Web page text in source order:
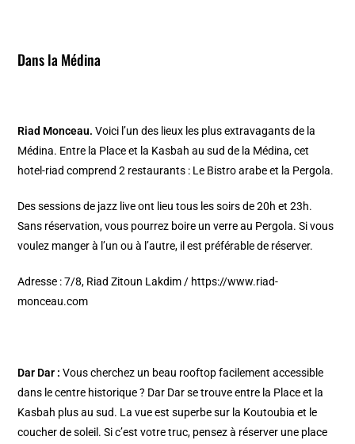
Dans la Médina
Riad Monceau. Voici l’un des lieux les plus extravagants de la
Médina. Entre la Place et la Kasbah au sud de la Médina, cet
hotel-riad comprend 2 restaurants : Le Bistro arabe et la Pergola.
Des sessions de jazz live ont lieu tous les soirs de 20h et 23h.
Sans réservation, vous pourrez boire un verre au Pergola. Si vous
voulez manger à l’un ou à l’autre, il est préférable de réserver.
Adresse : 7/8, Riad Zitoun Lakdim / https://www.riad-
monceau.com
Dar Dar : Vous cherchez un beau rooftop facilement accessible
dans le centre historique ? Dar Dar se trouve entre la Place et la
Kasbah plus au sud. La vue est superbe sur la Koutoubia et le
coucher de soleil. Si c’est votre truc, pensez à réserver une place